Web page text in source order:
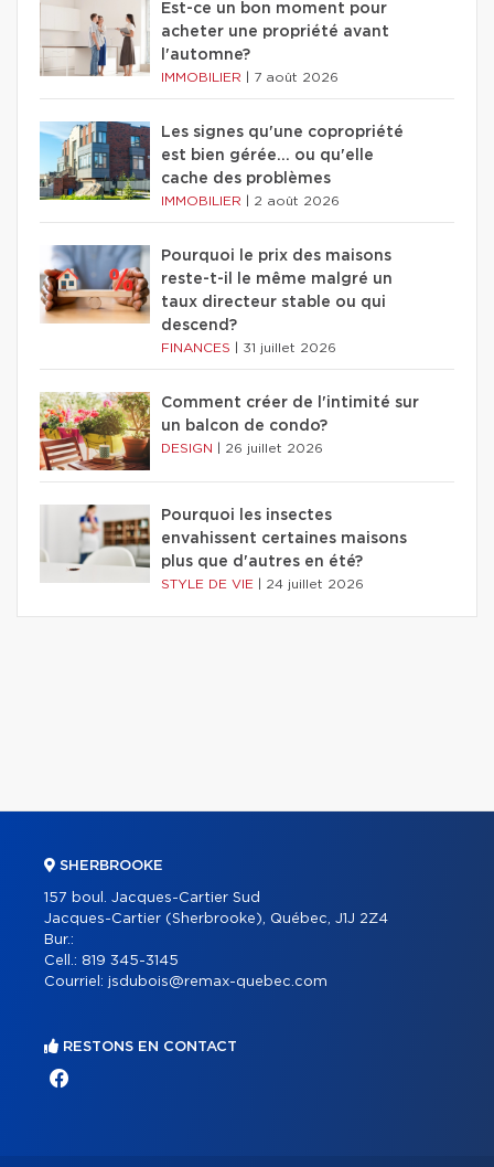
Est-ce un bon moment pour
acheter une propriété avant
l'automne?
IMMOBILIER 7 août 2026
Les signes qu'une copropriété
est bien gérée… ou qu'elle
cache des problèmes
IMMOBILIER 2 août 2026
Pourquoi le prix des maisons
reste-t-il le même malgré un
taux directeur stable ou qui
descend?
FINANCES 31 juillet 2026
Comment créer de l'intimité sur
un balcon de condo?
DESIGN 26 juillet 2026
Pourquoi les insectes
envahissent certaines maisons
plus que d'autres en été?
STYLE DE VIE 24 juillet 2026
SHERBROOKE
157 boul. Jacques-Cartier Sud
Jacques-Cartier (Sherbrooke), Québec, J1J 2Z4
Bur.:
Cell.: 819 345-3145
Courriel: jsdubois@remax-quebec.com
RESTONS EN CONTACT